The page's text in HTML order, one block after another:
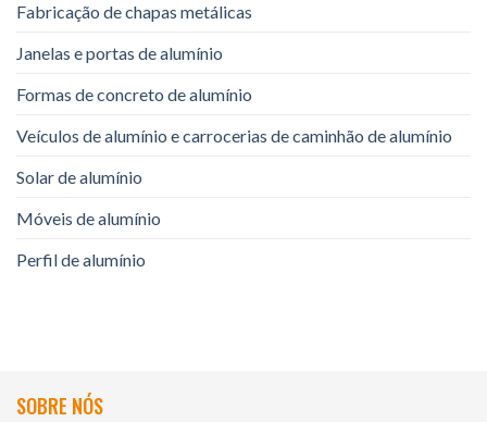
Fabricação de chapas metálicas
Janelas e portas de alumínio
Formas de concreto de alumínio
Veículos de alumínio e carrocerias de caminhão de alumínio
Solar de alumínio
Móveis de alumínio
Perfil de alumínio
SOBRE NÓS